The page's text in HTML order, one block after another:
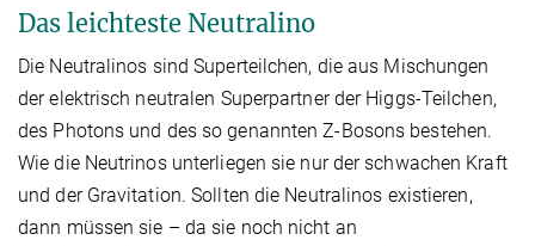
Das leichteste Neutralino
Die Neutralinos sind Superteilchen, die aus Mischungen
der elektrisch neutralen Superpartner der Higgs-Teilchen,
des Photons und des so genannten Z-Bosons bestehen.
Wie die Neutrinos unterliegen sie nur der schwachen Kraft
und der Gravitation. Sollten die Neutralinos existieren,
dann müssen sie – da sie noch nicht an